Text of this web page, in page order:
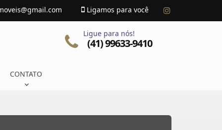
Ligamos para você
CONTATO
Ligue para nós!
(41) 99633-9410